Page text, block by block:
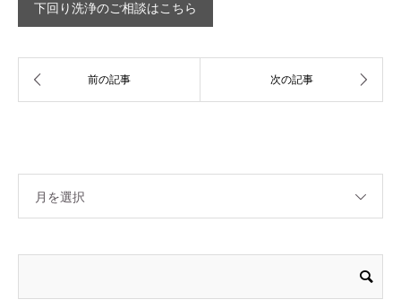
下回り洗浄のご相談はこちら
月を選択